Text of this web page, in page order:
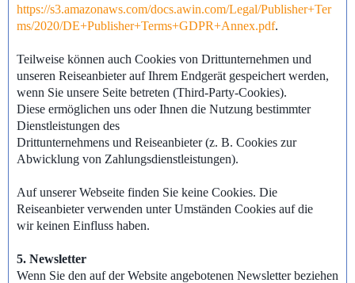
https://s3.amazonaws.com/docs.awin.com/Legal/Publisher+Ter
ms/2020/DE+Publisher+Terms+GDPR+Annex.pdf.
Teilweise können auch Cookies von Drittunternehmen und
unseren Reiseanbieter auf Ihrem Endgerät gespeichert werden,
wenn Sie unsere Seite betreten (Third-Party-Cookies).
Diese ermöglichen uns oder Ihnen die Nutzung bestimmter
Dienstleistungen des
Drittunternehmens und Reiseanbieter (z. B. Cookies zur
Abwicklung von Zahlungsdienstleistungen).
Auf unserer Webseite finden Sie keine Cookies. Die
Reiseanbieter verwenden unter Umständen Cookies auf die
wir keinen Einfluss haben.
5. Newsletter
Wenn Sie den auf der Website angebotenen Newsletter beziehen